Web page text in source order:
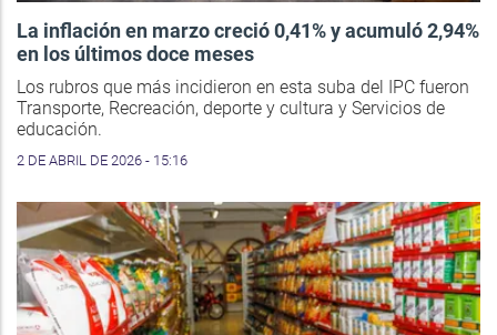
La inflación en marzo creció 0,41% y acumuló 2,94%
en los últimos doce meses
Los rubros que más incidieron en esta suba del IPC fueron
Transporte, Recreación, deporte y cultura y Servicios de
educación.
2 DE ABRIL DE 2026 - 15:16